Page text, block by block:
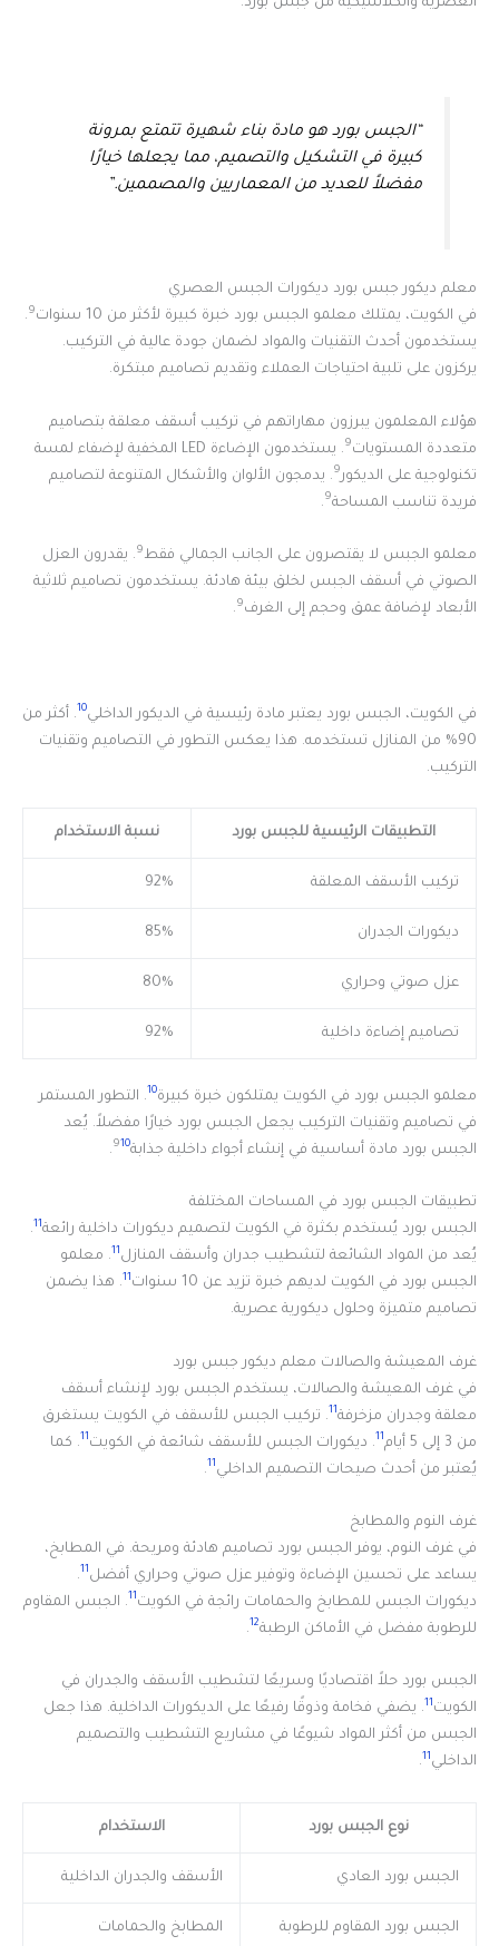
العصرية والكلاسيكية من جبس بورد.
“الجبس بورد هو مادة بناء شهيرة تتمتع بمرونة
كبيرة في التشكيل والتصميم، مما يجعلها خيارًا
مفضلاً للعديد من المعماريين والمصممين.”
معلم ديكور جبس بورد ديكورات الجبس العصري
في الكويت، يمتلك معلمو الجبس بورد خبرة كبيرة لأكثر من 10 سنوات
9
.
يستخدمون أحدث التقنيات والمواد لضمان جودة عالية في التركيب.
يركزون على تلبية احتياجات العملاء وتقديم تصاميم مبتكرة.
هؤلاء المعلمون يبرزون مهاراتهم في تركيب أسقف معلقة بتصاميم
متعددة المستويات9
. يستخدمون الإضاءة LED المخفية لإضفاء لمسة
تكنولوجية على الديكور 9. يدمجون الألوان والأشكال المتنوعة لتصاميم
فريدة تناسب المساحة9
.
معلمو الجبس لا يقتصرون على الجانب الجمالي فقط9. يقدرون العزل
الصوتي في أسقف الجبس لخلق بيئة هادئة. يستخدمون تصاميم ثلاثية
الأبعاد لإضافة عمق وحجم إلى الغرف9
.
في الكويت، الجبس بورد يعتبر مادة رئيسية في الديكور الداخلي10. أكثر من
90% من المنازل تستخدمه. هذا يعكس التطور في التصاميم وتقنيات
التركيب.
التطبيقات الرئيسية للجبس بورد نسبة الاستخدام
تركيب الأسقف المعلقة 92%
ديكورات الجدران 85%
عزل صوتي وحراري 80%
تصاميم إضاءة داخلية 92%
معلمو الجبس بورد في الكويت يمتلكون خبرة كبيرة10 . التطور المستمر
في تصاميم وتقنيات التركيب يجعل الجبس بورد خيارًا مفضلاً. يُعد
الجبس بورد مادة أساسية في إنشاء أجواء داخلية جذابة
9 10
.
تطبيقات الجبس بورد في المساحات المختلفة
الجبس بورد يُستخدم بكثرة في الكويت لتصميم ديكورات داخلية رائعة11
.
يُعد من المواد الشائعة لتشطيب جدران وأسقف المنازل11. معلمو
الجبس بورد في الكويت لديهم خبرة تزيد عن 10 سنوات
11. هذا يضمن
تصاميم متميزة وحلول ديكورية عصرية.
غرف المعيشة والصالات معلم ديكور جبس بورد
في غرف المعيشة والصالات، يستخدم الجبس بورد لإنشاء أسقف
معلقة وجدران مزخرفة11. تركيب الجبس للأسقف في الكويت يستغرق
من 3 إلى 5 أيام
11. ديكورات الجبس للأسقف شائعة في الكويت11. كما
يُعتبر من أحدث صيحات التصميم الداخلي11
.
غرف النوم والمطابخ
في غرف النوم، يوفر الجبس بورد تصاميم هادئة ومريحة. في المطابخ،
يساعد على تحسين الإضاءة وتوفير عزل صوتي وحراري أفضل11
.
ديكورات الجبس للمطابخ والحمامات رائجة في الكويت11 . الجبس المقاوم
للرطوبة مفضل في الأماكن الرطبة12
.
الجبس بورد حلاً اقتصاديًا وسريعًا لتشطيب الأسقف والجدران في
الكويت11. يضفي فخامة وذوقًا رفيعًا على الديكورات الداخلية. هذا جعل
الجبس من أكثر المواد شيوعًا في مشاريع التشطيب والتصميم
الداخلي11
.
نوع الجبس بورد الاستخدام
الجبس بورد العادي الأسقف والجدران الداخلية
الجبس بورد المقاوم للرطوبة المطابخ والحمامات